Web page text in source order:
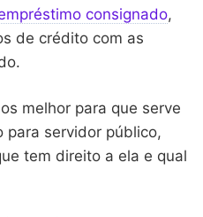
consignado,
de crédito com as
melhor para que serve
para servidor público,
tem direito a ela e qual